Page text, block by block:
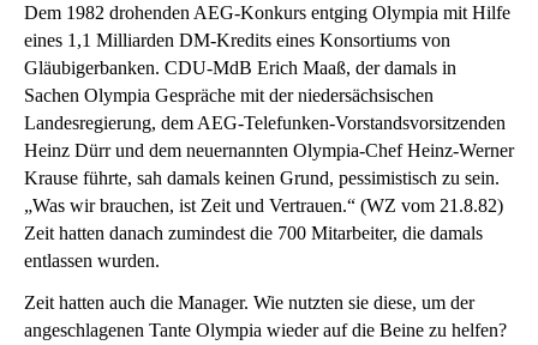
Dem 1982 drohenden AEG-Konkurs entging Olympia mit Hilfe
eines 1,1 Milliarden DM-Kredits eines Konsortiums von
Gläubigerbanken. CDU-MdB Erich Maaß, der damals in
Sachen Olympia Gespräche mit der niedersächsischen
Landesregierung, dem AEG-Telefunken-Vorstandsvorsitzenden
Heinz Dürr und dem neuernannten Olympia-Chef Heinz-Werner
Krause führte, sah damals keinen Grund, pessimistisch zu sein.
„Was wir brauchen, ist Zeit und Vertrauen.“ (WZ vom 21.8.82)
Zeit hatten danach zumindest die 700 Mitarbeiter, die damals
entlassen wurden.
Zeit hatten auch die Manager. Wie nutzten sie diese, um der
angeschlagenen Tante Olympia wieder auf die Beine zu helfen?